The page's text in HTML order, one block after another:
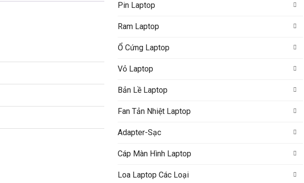
Pin Laptop
Ram Laptop
Ổ Cứng Laptop
Vỏ Laptop
Bản Lề Laptop
Fan Tản Nhiệt Laptop
Adapter-Sạc
Cáp Màn Hình Laptop
Loa Laptop Các Loại